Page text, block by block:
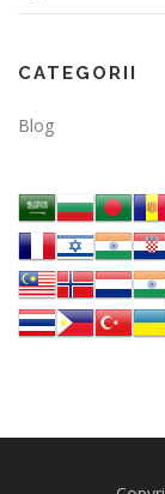
CATEGORII
Blog